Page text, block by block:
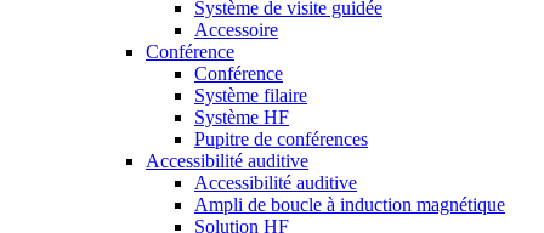
Système de visite guidée
Accessoire
Conférence
Conférence
Système filaire
Système HF
Pupitre de conférences
Accessibilité auditive
Accessibilité auditive
Ampli de boucle à induction magnétique
Solution HF